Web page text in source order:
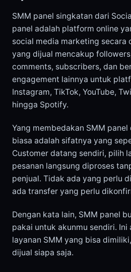
SMM panel singkatan dari
panel adalah platform online
social media marketing secara
yang dijual mencakup
comments, subscribers, dan
engagement lainnya untuk
Instagram, TikTok, YouTube,
hingga Spotify.
Yang membedakan SMM
biasa adalah sifatnya yang
Customer datang sendiri, pilih
pesanan langsung diproses
penjual. Tidak ada yang perlu
ada transfer yang perlu
Dengan kata lain, SMM panel
pakai untuk akunmu sendiri. Ini
layanan SMM yang bisa
dijual siapa saja.